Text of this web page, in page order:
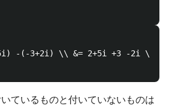
-(-3+2i) \\ &= 2+5i +3 -2i \\
ているものと付いていないものは